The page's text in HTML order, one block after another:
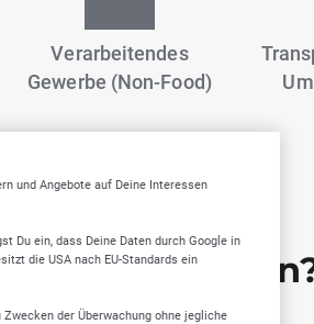
Verarbeitendes
Gewerbe (Non-Food)
Firmen
und Angebote auf Deine Interessen
Du ein, dass Deine Daten durch Google in
die USA nach EU-Standards ein
der Überwachung ohne jegliche